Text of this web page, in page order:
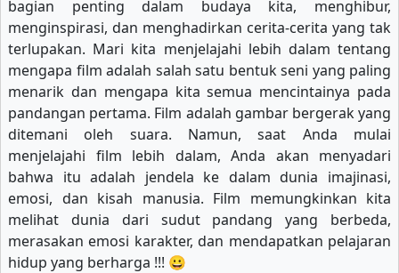
bagian penting dalam budaya kita, menghibur,
menginspirasi, dan menghadirkan cerita-cerita yang tak
terlupakan. Mari kita menjelajahi lebih dalam tentang
mengapa film adalah salah satu bentuk seni yang paling
menarik dan mengapa kita semua mencintainya pada
pandangan pertama. Film adalah gambar bergerak yang
ditemani oleh suara. Namun, saat Anda mulai
menjelajahi film lebih dalam, Anda akan menyadari
bahwa itu adalah jendela ke dalam dunia imajinasi,
emosi, dan kisah manusia. Film memungkinkan kita
melihat dunia dari sudut pandang yang berbeda,
merasakan emosi karakter, dan mendapatkan pelajaran
hidup yang berharga !!! 😀